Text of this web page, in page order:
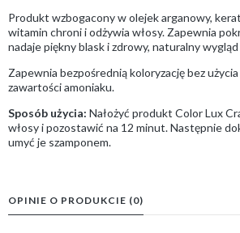
Produkt wzbogacony w olejek arganowy,
witamin chroni i odżywia włosy. Zapewnia
nadaje piękny blask i zdrowy, naturalny
Zapewnia bezpośrednią koloryzację bez
zawartości amoniaku.
Sposób użycia: Nałożyć produkt Color Lux
włosy i pozostawić na 12 minut. Następnie
umyć je szamponem.
OPINIE O PRODUKCIE (0)